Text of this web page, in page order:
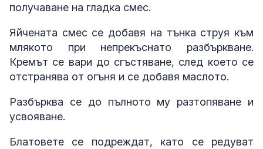
получаване на гладка смес.
Яйчената смес се добавя на тънка струя към
млякото при непрекъснато разбъркване.
Кремът се вари до сгъстяване, след което се
отстранява от огъня и се добавя маслото.
Разбърква се до пълното му разтопяване и
усвояване.
Блатовете се подреждат, като се редуват